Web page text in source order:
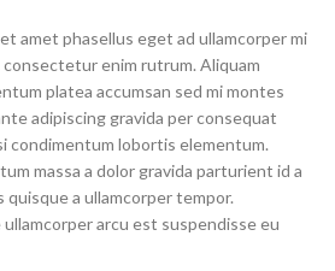
amet phasellus eget ad ullamcorper mi
enim rutrum. Aliquam
platea accumsan sed mi montes
adipiscing gravida per consequat
condimentum lobortis elementum.
massa a dolor gravida parturient id a
a ullamcorper tempor.
arcu est suspendisse eu